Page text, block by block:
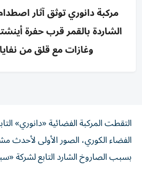
الشاردة بالقمر قرب حفرة
وغازات مع قلق من
التقطت المركبة الفضائية «دانوري»
الفضاء الكوري، الصور الأولى لأحدث
بسبب الصاروخ الشارد التابع